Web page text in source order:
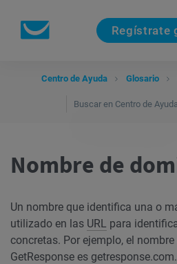
Regístrate
Centro de Ayuda Glosario
Nombre de
Un nombre que identifica una o
utilizado en las URL para
concretas. Por ejemplo, el nombre
GetResponse es